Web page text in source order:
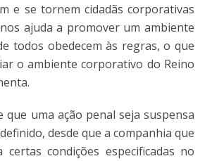
e se tornem cidadãs corporativas
ajuda a promover um ambiente
todos obedecem às regras, o que
o ambiente corporativo do Reino
que uma ação penal seja suspensa
desde que a companhia que
certas condições especificadas no